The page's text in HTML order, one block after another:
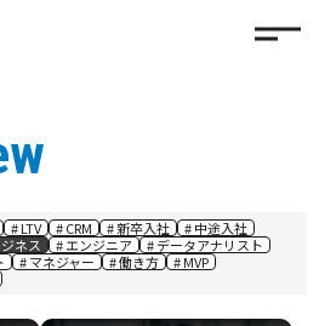
# LTV # CRM # 新卒入社
# 中途入社
ネス # エンジニア
# データアナリスト
# マネジャー # 働き方
# MVP